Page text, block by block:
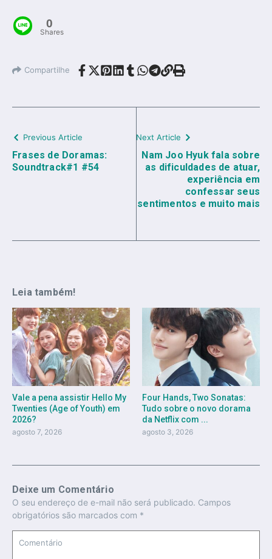
0
Shares
Compartilhe
Previous Article
Frases de Doramas:
Soundtrack#1 #54
Next Article
Nam Joo Hyuk fala sobre
as dificuldades de atuar,
experiência em
confessar seus
sentimentos e muito mais
Leia também!
Vale a pena assistir Hello My
Twenties (Age of Youth) em
2026?
agosto 7, 2026
Four Hands, Two Sonatas:
Tudo sobre o novo dorama
da Netflix com ...
agosto 3, 2026
Deixe um Comentário
O seu endereço de e-mail não será publicado. Campos
obrigatórios são marcados com *